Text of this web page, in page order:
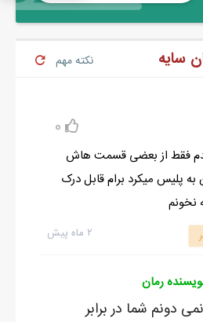
سایه نکته مهم
0
فقط از بعضی قسمت هاش
پلیس میکرد برام قابل درک
نخونم
۲ ماه پیش
رمان
دونم شما در برابر